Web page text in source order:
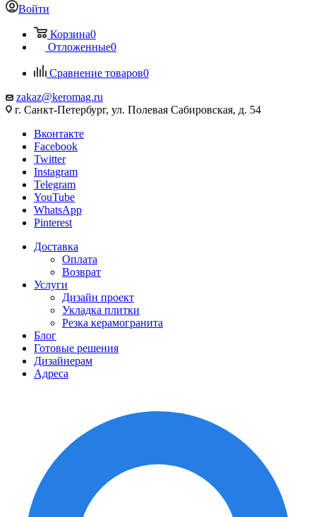
Войти
Корзина0
Отложенные0
Сравнение товаров0
zakaz@keromag.ru
г. Санкт-Петербург, ул. Полевая Сабировская, д. 54
Вконтакте
Facebook
Twitter
Instagram
Telegram
YouTube
WhatsApp
Pinterest
Доставка
Оплата
Возврат
Услуги
Дизайн проект
Укладка плитки
Резка керамогранита
Блог
Готовые решения
Дизайнерам
Адреса